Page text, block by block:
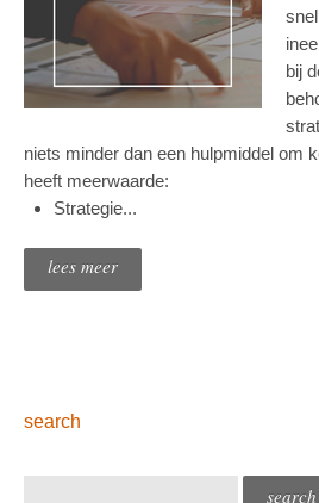
bij
niets minder dan een hulpmiddel om
heeft meerwaarde:
Strategie...
lees meer
search